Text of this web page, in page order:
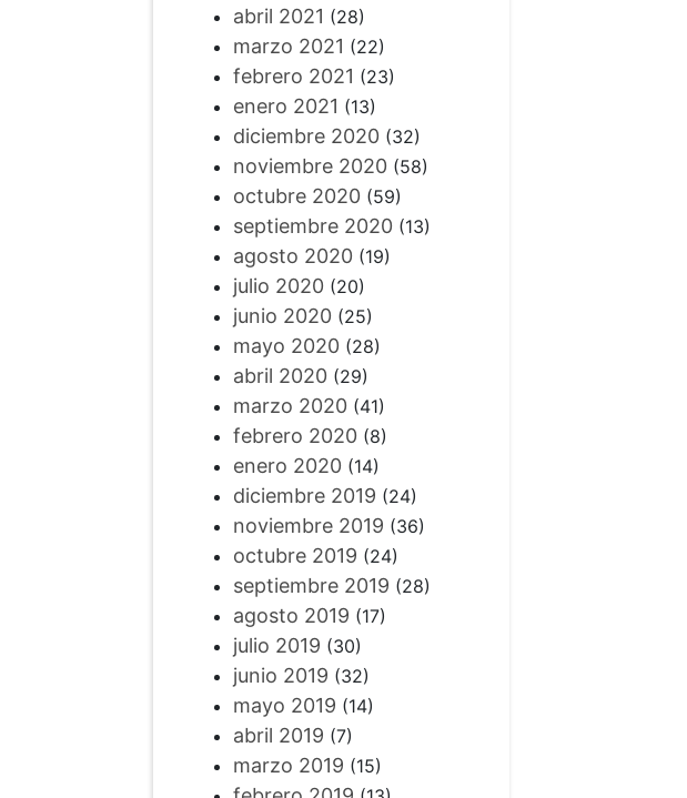
abril 2021 (28)
marzo 2021 (22)
febrero 2021 (23)
enero 2021 (13)
diciembre 2020(32)
noviembre 2020(58)
octubre 2020(59)
septiembre 2020(13)
agosto 2020(19)
julio 2020(20)
junio 2020(25)
mayo 2020(28)
abril 2020(29)
marzo 2020(41)
febrero 2020(8)
enero 2020(14)
diciembre 2019 (24)
noviembre 2019 (36)
octubre 2019 (24)
septiembre 2019 (28)
agosto 2019 (17)
julio 2019 (30)
junio 2019 (32)
mayo 2019 (14)
abril 2019 (7)
marzo 2019 (15)